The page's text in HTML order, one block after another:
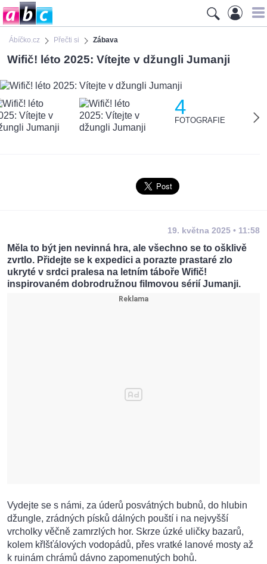
Ábíčko.cz Přečti si Zábava
Wifič! léto 2025: Vítejte v džungli Jumanji
4
FOTOGRAFIE
19. května 2025 • 11:58
Měla to být jen nevinná hra, ale všechno se to ošklivě
zvrtlo. Přidejte se k expedici a porazte prastaré zlo
ukryté v srdci pralesa na letním táboře Wifič!
inspirovaném dobrodružnou filmovou sérií Jumanji.
Vydejte se s námi, za úderů posvátných bubnů, do hlubin
džungle, zrádných písků dálných pouští i na nejvyšší
vrcholky věčně zamrzlých hor. Skrze úzké uličky bazarů,
kolem křIšťálových vodopádů, přes vratké lanové mosty až
k ruinám chrámů dávno zapomenutých bohů.